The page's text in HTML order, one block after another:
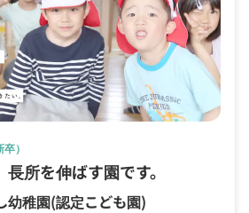
）
所を伸ばす園です。
幼稚園(認定こども園)